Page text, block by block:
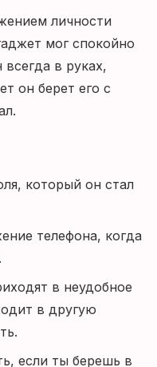
личности
мог спокойно
в руках,
он берет его с
который он стал
телефона, когда
в неудобное
в другую
если ты берешь в